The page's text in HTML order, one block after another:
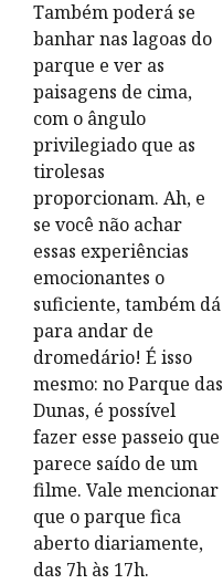
Também poderá se
banhar nas lagoas do
parque e ver as
paisagens de cima,
com o ângulo
privilegiado que as
tirolesas
proporcionam. Ah, e
se você não achar
essas experiências
emocionantes o
suficiente, também dá
para andar de
dromedário! É isso
mesmo: no Parque das
Dunas, é possível
fazer esse passeio que
parece saído de um
filme. Vale mencionar
que o parque fica
aberto diariamente,
das 7h às 17h.